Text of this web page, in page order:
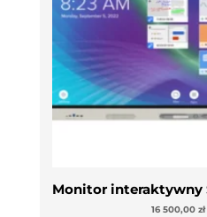
16 500,00zł